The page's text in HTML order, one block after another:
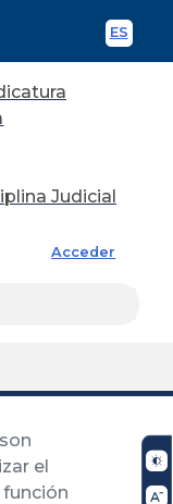
ES
Acceder
el
función